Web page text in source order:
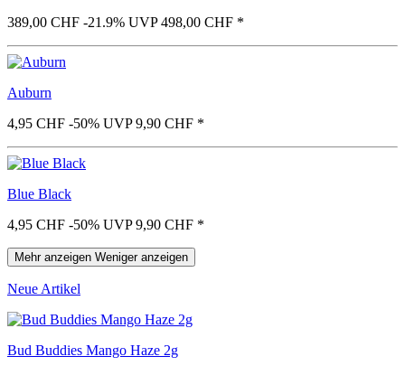
389,00 CHF -21.9% UVP 498,00 CHF *
Auburn
4,95 CHF -50% UVP 9,90 CHF *
Blue Black
4,95 CHF -50% UVP 9,90 CHF *
Mehr anzeigen Weniger anzeigen
Neue Artikel
Bud Buddies Mango Haze 2g